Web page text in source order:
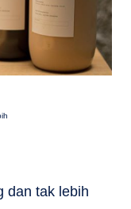
dan tak lebih